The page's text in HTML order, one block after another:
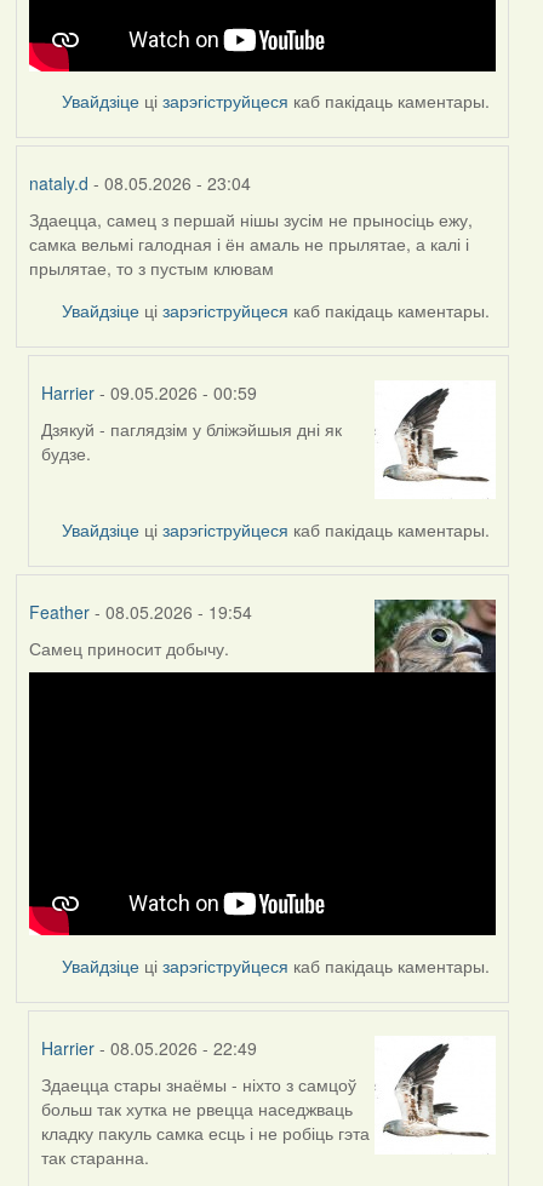
Увайдзіце цізарэгіструйцеся каб пакідаць каментары.
nataly.d - 08.05.2026 - 23:04
Здаецца, самец з першай нішы зусім не прыносіць ежу,
самка вельмі галодная і ён амаль не прылятае, а калі і
прылятае, то з пустым клювам
Увайдзіце цізарэгіструйцеся каб пакідаць каментары.
Harrier - 09.05.2026 - 00:59
In
reply
nataly.d
Дзякуй - паглядзім у бліжэйшыя дні як
будзе.
Увайдзіце цізарэгіструйцеся каб пакідаць каментары.
Feather- 08.05.2026 - 19:54
Самец приносит добычу.
Увайдзіце цізарэгіструйцеся каб пакідаць каментары.
Harrier - 08.05.2026 - 22:49
In
reply
to
by
Здаецца стары знаёмы - ніхто з самцоў
больш так хутка не рвецца наседжваць
кладку пакуль самка есць і не робіць гэта
так старанна.